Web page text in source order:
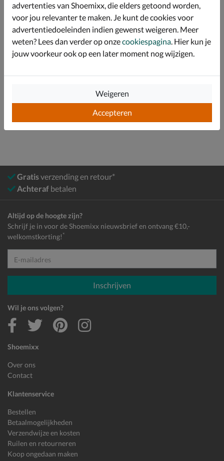
Afgewerkt met een stevige rubberen loopzool.
Specificaties
Sneakers
Gratisverzending en retour*
Achteraf betalen
Shoemixx
Over ons
Contact
Klantenservice
Bestellen
Betaalmogelijkheden
Verzendwijze en kosten
Ruilen en retourneren
Koop ongedaan maken
Altijd op de hoogte zijn?
Schrijf je in voor de Shoemixx nieuwsbrief en ontvang €10,-
welkomstkorting! *
E-mailadres
Inschrijven
Wil je ons volgen?
advertenties van Shoemixx, die elders getoond worden,
voor jou relevanter te maken. Je kunt de cookies voor
advertentiedoeleinden indien gewenst weigeren. Meer
weten? Lees dan verder op onzecookiespagina. Hier kun je
jouw voorkeur ook op een later moment nog wijzigen.
Accepteren
Weigeren